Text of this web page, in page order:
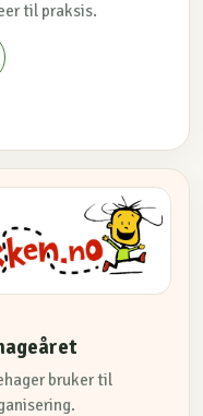
til praksis.
bruker til